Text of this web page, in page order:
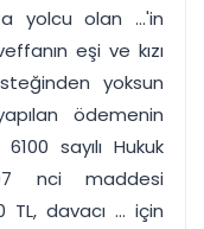
yolcu olan ...'in
eşi ve kızı
yoksun
ödemenin
sayılı Hukuk
nci maddesi
TL, davacı ... için